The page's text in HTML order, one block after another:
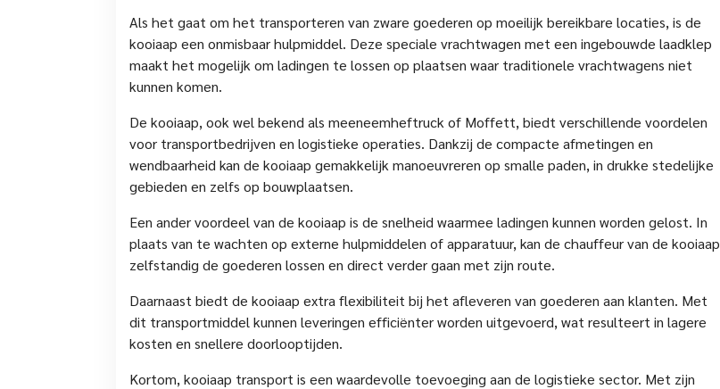
Als het gaat om het transporteren van zware goederen op moeilijk bereikbare locaties, is de
kooiaap een onmisbaar hulpmiddel. Deze speciale vrachtwagen met een ingebouwde laadklep
maakt het mogelijk om ladingen te lossen op plaatsen waar traditionele vrachtwagens niet
kunnen komen.
De kooiaap, ook wel bekend als meeneemheftruck of Moffett, biedt verschillende voordelen
voor transportbedrijven en logistieke operaties. Dankzij de compacte afmetingen en
wendbaarheid kan de kooiaap gemakkelijk manoeuvreren op smalle paden, in drukke stedelijke
gebieden en zelfs op bouwplaatsen.
Een ander voordeel van de kooiaap is de snelheid waarmee ladingen kunnen worden gelost. In
plaats van te wachten op externe hulpmiddelen of apparatuur, kan de chauffeur van de kooiaap
zelfstandig de goederen lossen en direct verder gaan met zijn route.
Daarnaast biedt de kooiaap extra flexibiliteit bij het afleveren van goederen aan klanten. Met
dit transportmiddel kunnen leveringen efficiënter worden uitgevoerd, wat resulteert in lagere
kosten en snellere doorlooptijden.
Kortom, kooiaap transport is een waardevolle toevoeging aan de logistieke sector. Met zijn